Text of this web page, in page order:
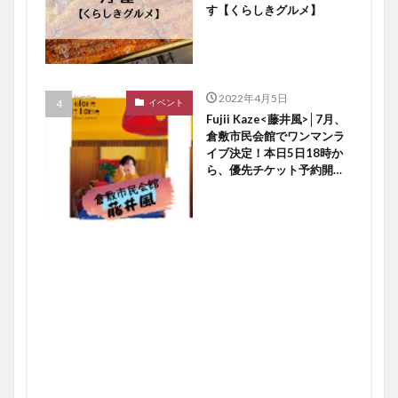
す【くらしきグルメ】
イベント 2022年4月5日
Fujii Kaze<藤井風>│7月、
倉敷市民会館でワンマンラ
イブ決定！本日5日18時か
ら、優先チケット予約開始